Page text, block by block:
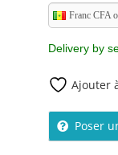
Franc CFA
Delivery by
Ajouter
Poser